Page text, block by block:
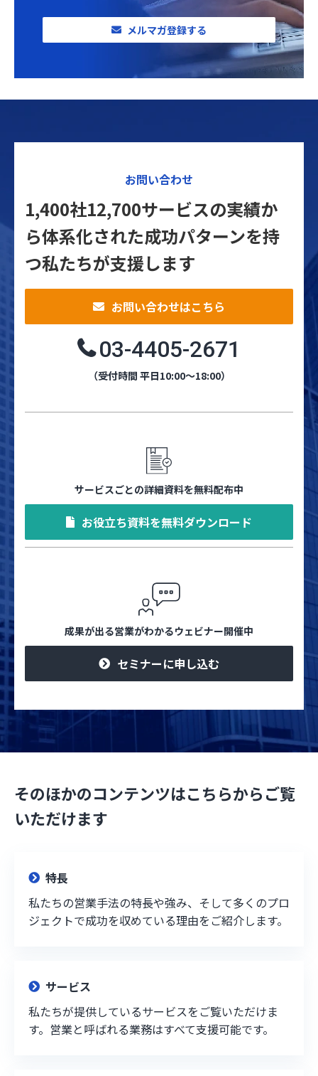
メルマガ登録する
お問い合わせ
1,400社12,700サービスの実績か
ら体系化された成功パターンを持
つ私たちが支援します
お問い合わせはこちら
03-4405-2671
（受付時間 平日10:00～18:00）
サービスごとの詳細資料を無料配布中
お役立ち資料を無料ダウンロード
成果が出る営業がわかるウェビナー開催中
セミナーに申し込む
そのほかのコンテンツはこちらからご覧
いただけます
特長
私たちの営業手法の特長や強み、そして多くのプロ
ジェクトで成功を収めている理由をご紹介します。
サービス
私たちが提供しているサービスをご覧いただけま
す。営業と呼ばれる業務はすべて支援可能です。